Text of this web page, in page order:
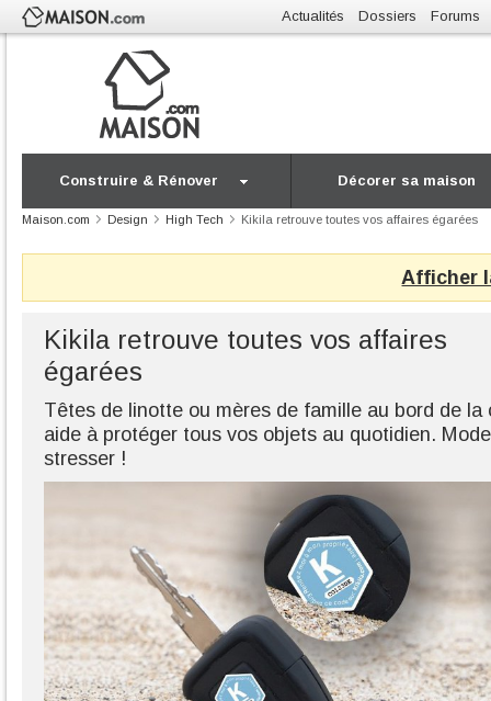
Actualités Dossiers Forums
Construire & Rénover Décorer sa maison
Maison.com Design High Tech Kikila retrouve toutes vos affaires égarées
Afficher
Kikila retrouve toutes vos affaires
égarées
Têtes de linotte ou mères de famille au bord de la
aide à protéger tous vos objets au quotidien.
stresser !